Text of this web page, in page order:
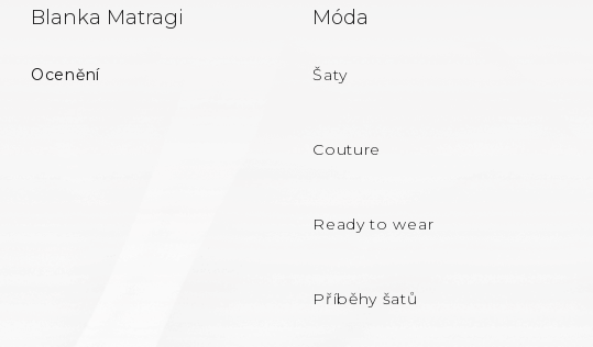
Blanka Matragi
Ocenění
Móda
Šaty
Couture
Ready to wear
Příběhy šatů